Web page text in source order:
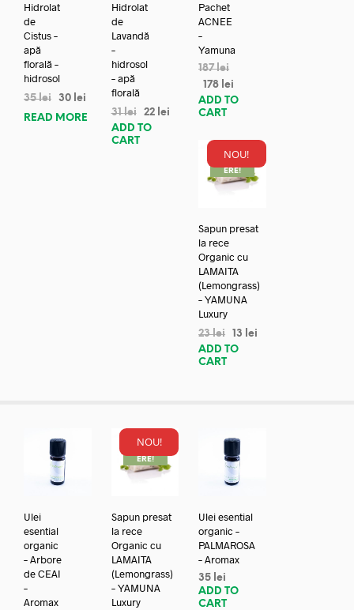
Hidrolat
de
Cistus –
apă
florală –
hidrosol
35lei 30 lei
READ MORE
Hidrolat
de
Lavandă
–
hidrosol
– apă
florală
31lei 22 lei
ADD TO
CART
Pachet
ACNEE
–
Yamuna
187lei
178 lei
ADD TO
CART
NOU!
REDUC
ERE!
Sapun presat
la rece
Organic cu
LAMAITA
(Lemongrass)
– YAMUNA
Luxury
23lei 13
lei
ADD TO
CART
Ulei
esential
organic
– Arbore
de CEAI
–
Aromax
NOU!
REDUC
ERE!
Sapun presat
la rece
Organic cu
LAMAITA
(Lemongrass)
– YAMUNA
Luxury
Ulei esential
organic –
PALMAROSA
– Aromax
35 lei
ADD TO
CART